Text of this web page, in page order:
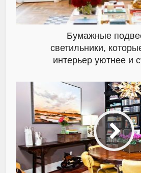
Бумажные
светильники,
интерьер уютнее и